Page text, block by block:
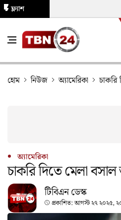
ফ্ল্যাশ
হোম নিউজ অ্যামেরিকা
অ্যামেরিকা
চাকরি দিতে মেলা
টিবিএন ডেস্ক
প্রকাশিত:আগস্ট ২৭ ২০২৫,